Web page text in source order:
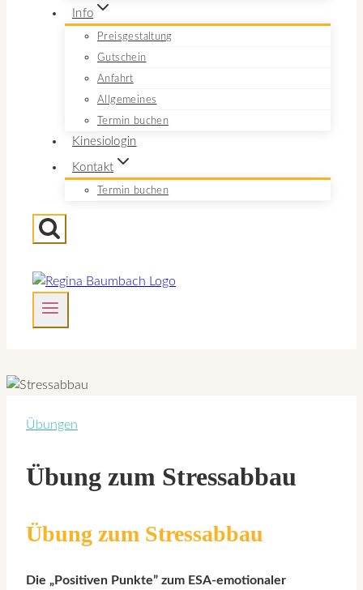
Info
Preisgestaltung
Gutschein
Anfahrt
Allgemeines
Termin buchen
Kinesiologin
Kontakt
Termin buchen
Übungen
Übung zum Stressabbau
Übung zum Stressabbau
Die „Positiven Punkte” zum ESA-emotionaler